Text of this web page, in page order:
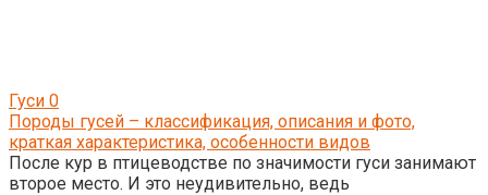
Гуси 0
Породы гусей – классификация, описания и фото,
краткая характеристика, особенности видов
После кур в птицеводстве по значимости гуси занимают
второе место. И это неудивительно, ведь